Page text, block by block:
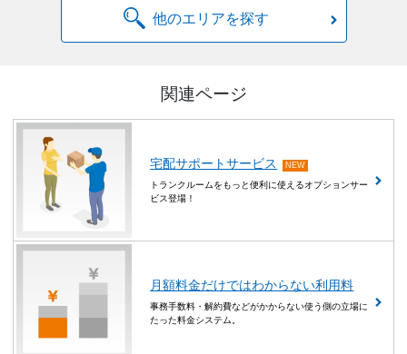
他のエリアを探す
関連ページ
宅配サポートサービス NEW
トランクルームをもっと便利に使えるオプションサー
ビス登場！
月額料金だけではわからない利用料
事務手数料・解約費などがかからない使う側の立場に
たった料金システム。